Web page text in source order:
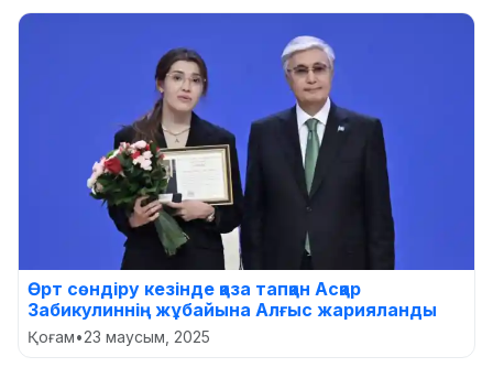
Өрт сөндіру кезінде қаза тапқан Асқар
Забикулиннің жұбайына Алғыс жарияланды
Қоғам•23 маусым, 2025